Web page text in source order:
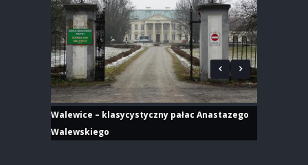
Walewice – klasycystyczny pałac Anastazego
Walewskiego